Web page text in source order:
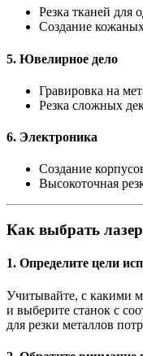
Резка тканей для
Создание
5. Ювелирное дело
Гравировка на
Резка сложных
6. Электроника
Создание
Высокоточная
Как выбрать
1. Определите цели
Учитывайте, с какими
и выберите станок с
для резки металлов